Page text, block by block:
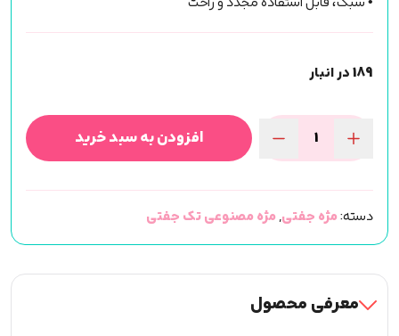
189 در انبار
هوم
لش
Home
Lash
افزودن به سبد خرید
دسته:مژه جفتی,مژه مصنوعی تک جفتی
معرفی محصول